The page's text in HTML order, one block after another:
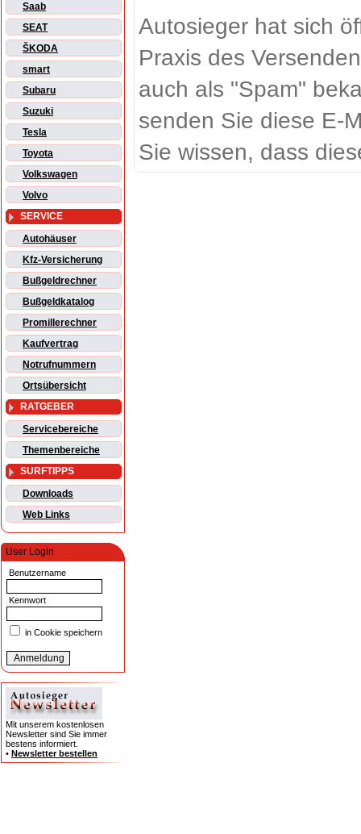
Saab
SEAT
ŠKODA
smart
Subaru
Suzuki
Tesla
Toyota
Volkswagen
Volvo
SERVICE
Autohäuser
Kfz-Versicherung
Bußgeldrechner
Bußgeldkatalog
Promillerechner
Kaufvertrag
Notrufnummern
Ortsübersicht
RATGEBER
Servicebereiche
Themenbereiche
SURFTIPPS
Downloads
Web Links
User Login
Benutzername
Kennwort
in Cookie speichern
Mit unserem kostenlosen
Newsletter sind Sie immer
bestens informiert.
• Newsletter bestellen
Autosieger hat sich
Praxis des
auch als "Spam"
senden Sie diese E-
Sie wissen, dass